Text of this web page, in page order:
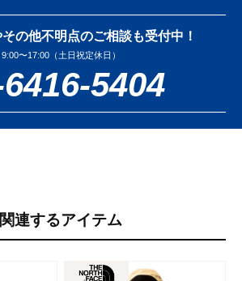
の他不明点のご相談も受付中！
9:00〜17:00（土日祝定休日）
5404
関連するアイテム